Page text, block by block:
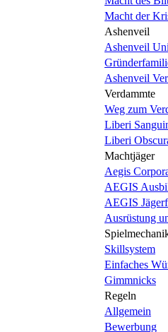
Macht der
Ashenveil
Ashenveil
Ashenveil
Verdammte
Weg zum
Liberi
Liberi
Machtjäger
Aegis
AEGIS
AEGIS
Ausrüstung
Skillsystem
Einfaches
Gimmnicks
Regeln
Allgemein
Bewerbung